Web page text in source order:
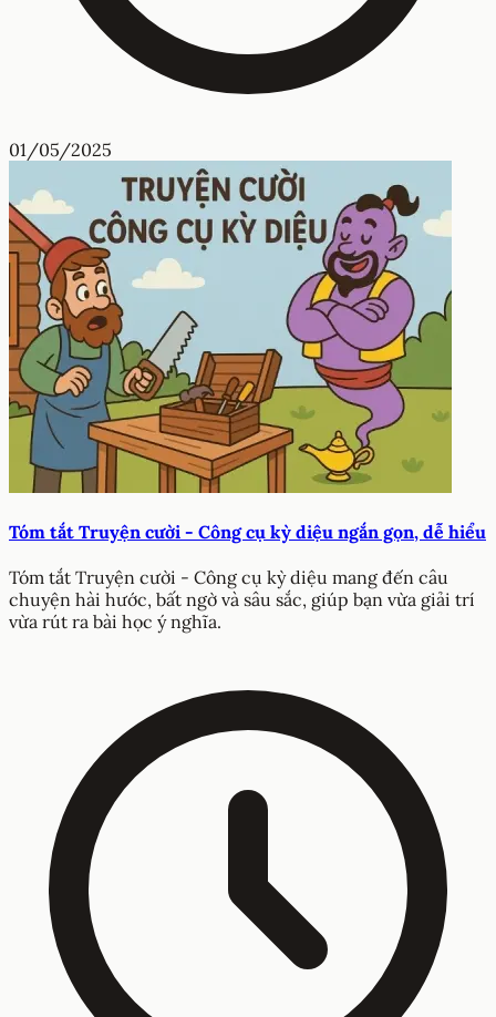
01/05/2025
Tóm tắt Truyện cười - Công cụ kỳ diệu ngắn gọn, dễ hiểu
Tóm tắt Truyện cười - Công cụ kỳ diệu mang đến câu
chuyện hài hước, bất ngờ và sâu sắc, giúp bạn vừa giải trí
vừa rút ra bài học ý nghĩa.